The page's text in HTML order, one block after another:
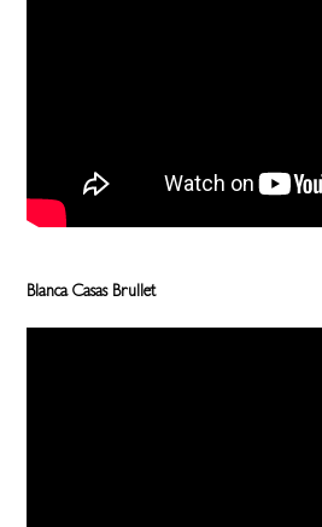
Blanca Casas Brullet